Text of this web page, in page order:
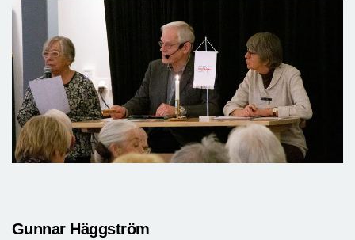
Gunnar Häggström